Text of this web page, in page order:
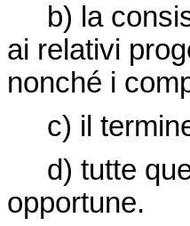
b) la
ai relativi
nonché i
c) il
d) tutte
opportune.